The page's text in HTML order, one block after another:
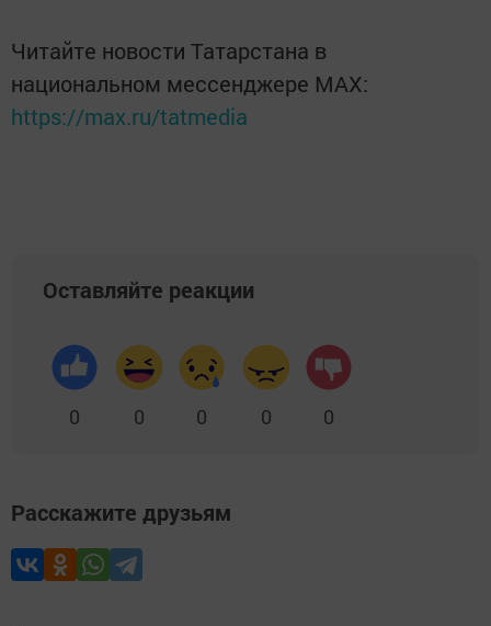
Читайте новости Татарстана в
национальном мессенджере MАХ:
https://max.ru/tatmedia
Оставляйте реакции
0 0 0 0 0
Расскажите друзьям